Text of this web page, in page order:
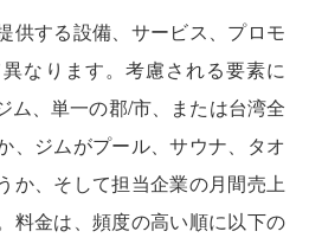
供する設備、サービス、プロモ
なります。考慮される要素に
ム、単一の郡/市、または台湾全
、ジムがプール、サウナ、タオ
か、そして担当企業の月間売上
料金は、頻度の高い順に以下の